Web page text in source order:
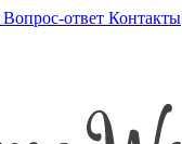
Вопрос-ответ Контакты